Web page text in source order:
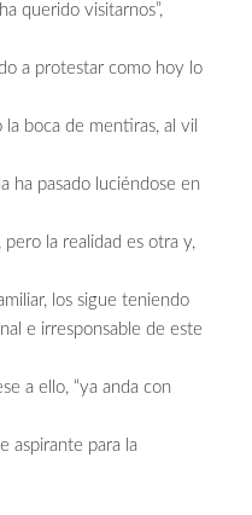
querido visitarnos”,
a protestar como hoy lo
boca de mentiras, al vil
ha pasado luciéndose en
la realidad es otra y,
los sigue teniendo
e irresponsable de este
a ello, “ya anda con
aspirante para la